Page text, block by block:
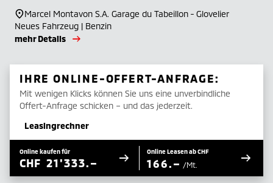
Marcel Montavon S.A. Garage du Tabeillon - Glovelier
Neues Fahrzeug | Benzin
mehr Details
IHRE ONLINE-OFFERT-ANFRAGE:
Mit wenigen Klicks können Sie uns eine unverbindliche
Offert-Anfrage schicken – und das jederzeit.
Leasingrechner
Online kaufen für
CHF 21'333.–
Online Leasen ab CHF
166.– /Mt.